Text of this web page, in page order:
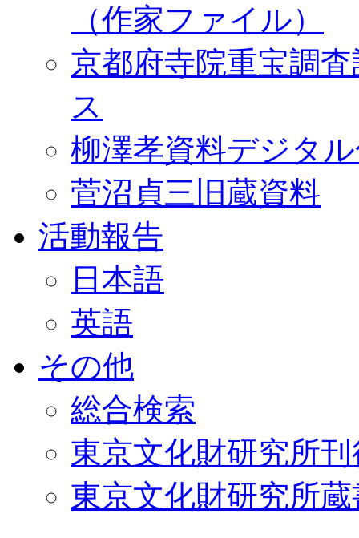
（作家ファイル）
京都府寺院重宝調
ス
柳澤孝資料デジタ
菅沼貞三旧蔵資料
活動報告
日本語
英語
その他
総合検索
東京文化財研究所
東京文化財研究所